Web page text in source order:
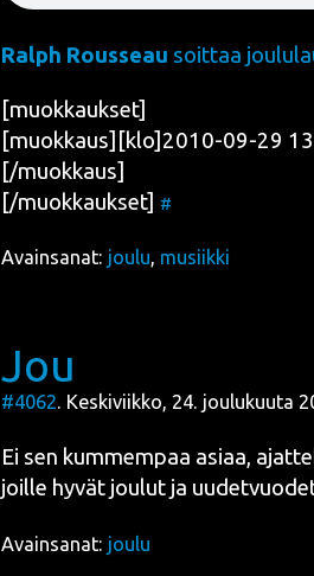
Ralph Rous­seau soit­taa
[muok­kauk­set]
[muokkaus][klo]2010-09-29
[/muokkaus]
[/muokkaukset] #
Avainsanat: joulu, musiikki
Jou
#4062. Keskiviikko, 24. joulukuuta
Ei sen kum­mem­paa asi­aa,
joil­le hyvät jou­lut ja
Avainsanat: joulu